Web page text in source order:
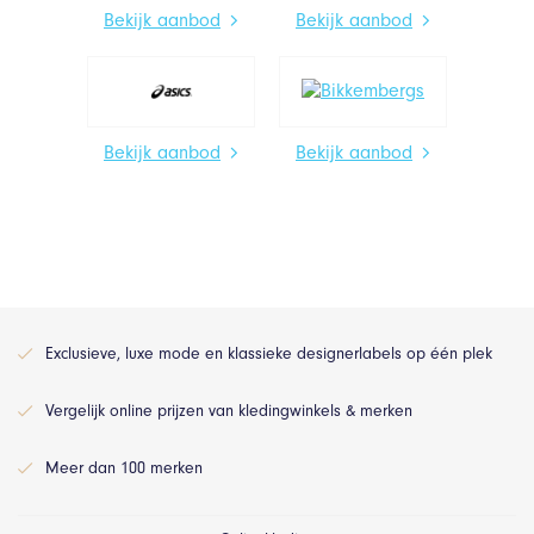
Bekijk aanbod Bekijk aanbod
Bekijk aanbod Bekijk aanbod
Exclusieve, luxe mode en klassieke designerlabels op één plek
Vergelijk online prijzen van kledingwinkels & merken
Meer dan 100 merken